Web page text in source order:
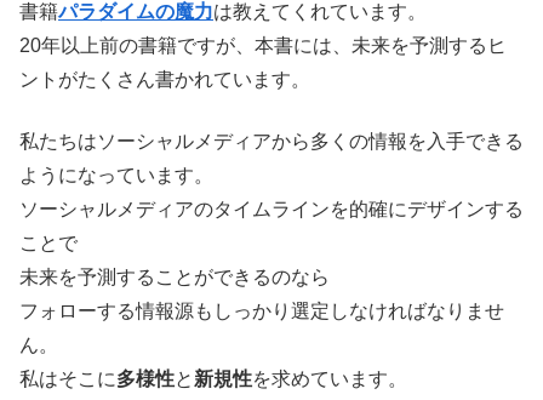
書籍パラダイムの魔力は教えてくれています。
20年以上前の書籍ですが、本書には、未来を予測するヒ
ントがたくさん書かれています。
私たちはソーシャルメディアから多くの情報を入手できる
ようになっています。
ソーシャルメディアのタイムラインを的確にデザインする
ことで
未来を予測することができるのなら
フォローする情報源もしっかり選定しなければなりませ
ん。
私はそこに多様性と 新規性を求めています。